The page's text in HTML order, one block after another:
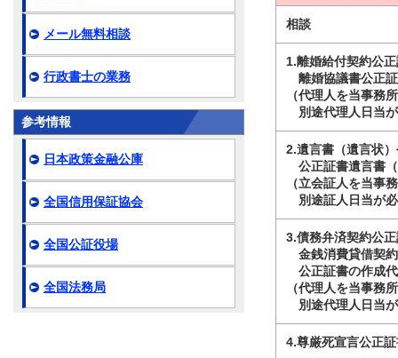
相談
1.離婚給付契約公
離婚協議書公正
（代理人を当事務
別途代理人日当
2.遺言書（遺言状
公正証書遺言書
（立会証人を当事
別途証人日当が
3.債務弁済契約公
金銭消費貸借契
公正証書の作成
（代理人を当事務
別途代理人日当
4.尊厳死宣言公正
メール無料相談
行政書士の業務
参考情報
日本政策金融公庫
全国信用保証協会
全国公証役場
全国法務局